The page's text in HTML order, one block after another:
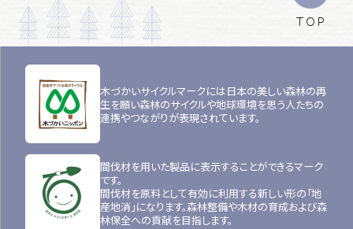
TOP
木づかいサイクルマークには日本の美しい森林の再
生を願い森林のサイクルや地球環境を思う人たちの
連携やつながりが表現されています。
間伐材を用いた製品に表示することができるマーク
です。
間伐材を原料として有効に利用する新しい形の「地
産地消」になります。森林整備や木材の育成および森
林保全への貢献を目指します。